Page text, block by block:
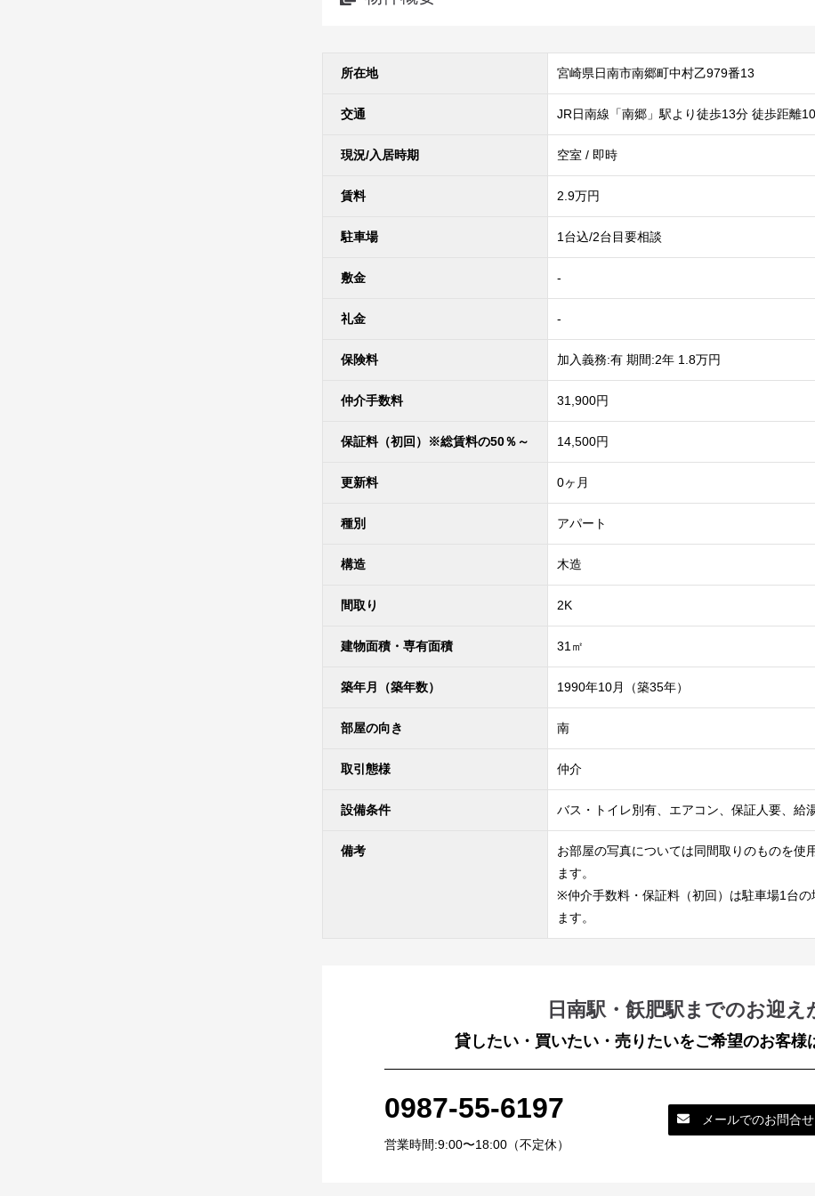
所在地 宮崎県日南市南郷町中村乙979番13
交通 JR日南線「南郷」駅より徒歩13分 徒歩距離
現況/入居時期 空室 / 即時
賃料 2.9万円
駐車場 1台込/2台目要相談
敷金 -
礼金 -
保険料 加入義務:有 期間:2年 1.8万円
仲介手数料 31,900円
保証料（初回）※総賃料の50％～ 14,500円
更新料 0ヶ月
種別 アパート
構造 木造
間取り 2K
建物面積・専有面積 31㎡
築年月（築年数） 1990年10月（築35年）
部屋の向き 南
取引態様 仲介
設備条件 バス・トイレ別有、エアコン、保証人要、給
備考
お部屋の写真については同間取りのものを使
ます。
※仲介手数料・保証料（初回）は駐車場1台
ます。
日南駅・飫肥駅までのお迎え
貸したい・買いたい・売りたいをご希望のお客様
0987-55-6197
営業時間:9:00〜18:00（不定休）
メールでのお問合せ